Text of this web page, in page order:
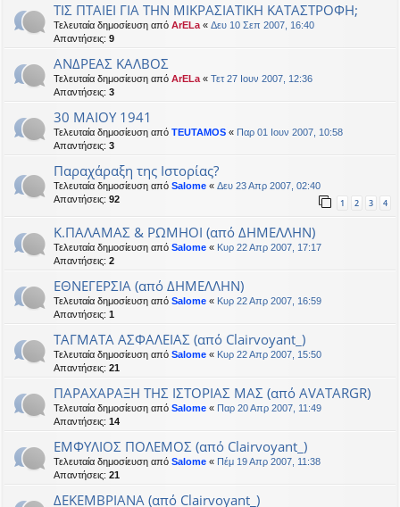
ΤΙΣ ΠΤΑΙΕΙ ΓΙΑ ΤΗΝ ΜΙΚΡΑΣΙΑΤΙΚΗ ΚΑΤΑΣΤΡΟΦΗ;
Τελευταία δημοσίευση από ArELa « Δευ 10 Σεπ 2007, 16:40
Απαντήσεις: 9
ΑΝΔΡΕΑΣ ΚΑΛΒΟΣ
Τελευταία δημοσίευση από ArELa « Τετ 27 Ιουν 2007, 12:36
Απαντήσεις: 3
30 MAIOY 1941
Τελευταία δημοσίευση από TEUTAMOS « Παρ 01 Ιουν 2007, 10:58
Απαντήσεις: 3
Παραχάραξη της Ιστορίας?
Τελευταία δημοσίευση από Salome « Δευ 23 Απρ 2007, 02:40
Απαντήσεις: 92 1 2 3 4
Κ.ΠΑΛΑΜΑΣ & ΡΩΜΗΟΙ (από ΔΗΜΕΛΛΗΝ)
Τελευταία δημοσίευση από Salome « Κυρ 22 Απρ 2007, 17:17
Απαντήσεις: 2
ΕΘΝΕΓΕΡΣΙΑ (από ΔΗΜΕΛΛΗΝ)
Τελευταία δημοσίευση από Salome « Κυρ 22 Απρ 2007, 16:59
Απαντήσεις: 1
ΤΑΓΜΑΤΑ ΑΣΦΑΛΕΙΑΣ (από Clairvoyant_)
Τελευταία δημοσίευση από Salome « Κυρ 22 Απρ 2007, 15:50
Απαντήσεις: 21
ΠΑΡΑΧΑΡΑΞΗ ΤΗΣ ΙΣΤΟΡΙΑΣ ΜΑΣ (από AVATARGR)
Τελευταία δημοσίευση από Salome « Παρ 20 Απρ 2007, 11:49
Απαντήσεις: 14
ΕΜΦΥΛΙΟΣ ΠΟΛΕΜΟΣ (από Clairvoyant_)
Τελευταία δημοσίευση από Salome « Πέμ 19 Απρ 2007, 11:38
Απαντήσεις: 21
ΔΕΚΕΜΒΡΙΑΝΑ (από Clairvoyant_)